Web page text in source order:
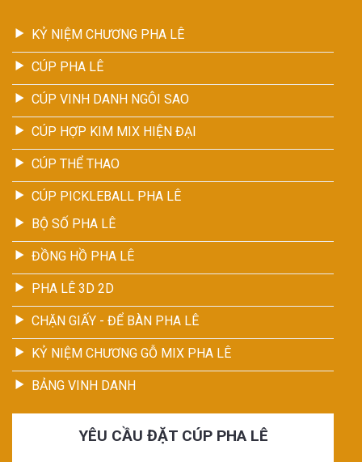
KỶ NIỆM CHƯƠNG PHA LÊ
CÚP PHA LÊ
CÚP VINH DANH NGÔI SAO
CÚP HỢP KIM MIX HIỆN ĐẠI
CÚP THỂ THAO
CÚP PICKLEBALL PHA LÊ
BỘ SỐ PHA LÊ
ĐỒNG HỒ PHA LÊ
PHA LÊ 3D 2D
CHẶN GIẤY - ĐỂ BÀN PHA LÊ
KỶ NIỆM CHƯƠNG GỖ MIX PHA LÊ
BẢNG VINH DANH
YÊU CẦU ĐẶT CÚP PHA LÊ